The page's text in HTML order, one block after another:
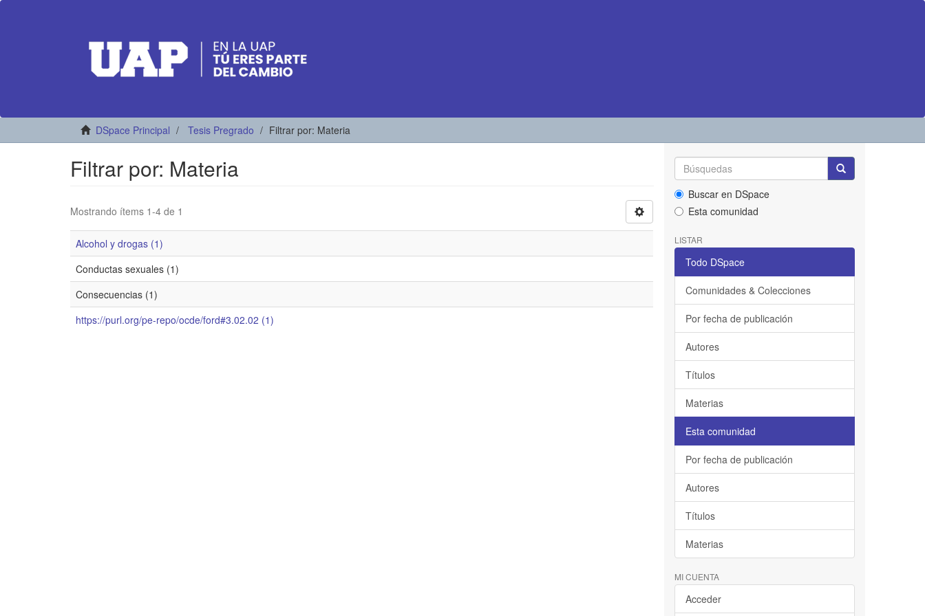
DSpace Principal Tesis Pregrado Filtrar por: Materia
Filtrar por: Materia
Mostrando ítems 1-4 de 1
Alcohol y drogas (1)
Conductas sexuales (1)
Consecuencias (1)
https://purl.org/pe-repo/ocde/ford#3.02.02 (1)
Buscar en DSpace
Esta comunidad
LISTAR
Todo DSpace
Comunidades & Colecciones
Por fecha de publicación
Autores
Títulos
Materias
Esta comunidad
Por fecha de publicación
Autores
Títulos
Materias
MI CUENTA
Acceder